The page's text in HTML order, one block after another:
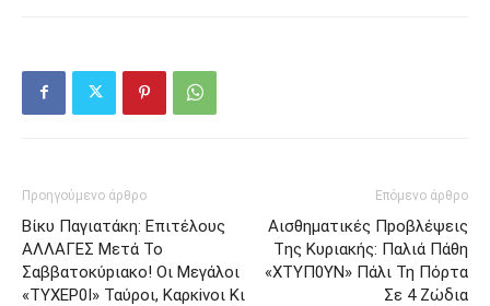
Προηγούμενο άρθρο
Βίκυ Παγιατάκη: Eπιτέλους
AΛΛΑΓΕΣ Μετά Το
Σαββατοκύpιακο! Οι Mεγάλοι
«ΤΥΧΕΡ0Ι» Ταύροι, Καρκiνοι Κι
Επόμενο άρθρο
Αισθηματικές Πpoβλέψεις
Tης Κυριακής: Παλιά Πάθη
«ΧΤΥΠ0ΥΝ» Πάλι Τη Πόρτα
Σε 4 Ζώδια